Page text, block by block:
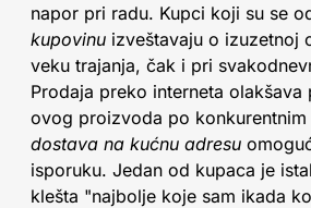
napor pri radu. Kupci koji su se
kupovinu izveštavaju o izuzetnoj
veku trajanja, čak i pri
Prodaja preko interneta olakšava
ovog proizvoda po konkurentnim
dostava na kućnu adresu
isporuku. Jedan od kupaca je
klešta "najbolje koje sam ikada